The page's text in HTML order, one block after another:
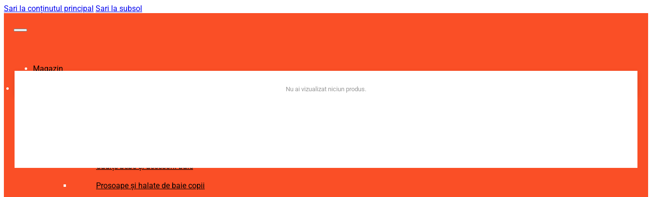
Sari la conținutul principal Sari la subsol
Magazin
Cădițe bebe și accesorii baie
Prosoape și halate de baie copii
Nu ai vizualizat niciun produs.